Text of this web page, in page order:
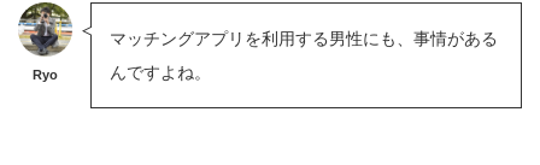
Ryo
マッチングアプリを利用する男性にも、事情がある
んですよね。